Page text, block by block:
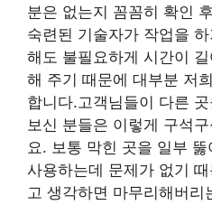
분은 없는지 꼼꼼히 확인
숙련된 기술자가 작업을
해도 불필요하게 시간이
해 주기 때문에 대부분 저
합니다.고객님들이 다른
보신 분들은 이렇게 구석
요. 보통 막힌 곳을 일부
사용하는데 문제가 없기
고 생각하면 마무리해버리